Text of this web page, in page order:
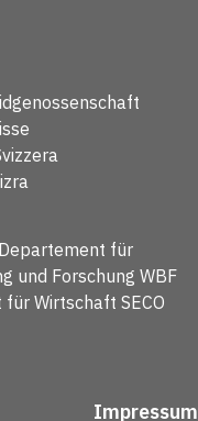
für
und Forschung WBF
Wirtschaft SECO
Impressum